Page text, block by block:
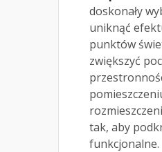
doskonały
uniknąć
punktów
zwiększyć
tak, aby
funkcjonalne.